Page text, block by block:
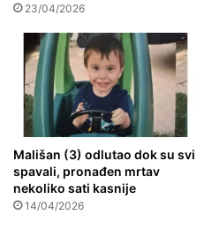
23/04/2026
Mališan (3) odlutao dok su svi
spavali, pronađen mrtav
nekoliko sati kasnije
14/04/2026